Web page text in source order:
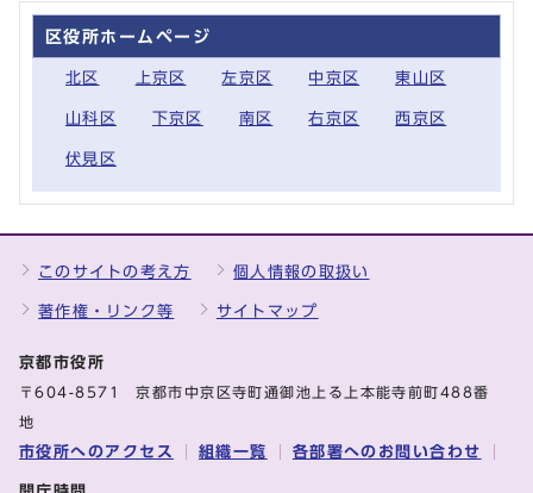
区役所ホームページ
北区 上京区 左京区 中京区 東山区
山科区 下京区 南区 右京区 西京区
伏見区
このサイトの考え方 個人情報の取扱い
著作権・リンク等 サイトマップ
京都市役所
〒604-8571 京都市中京区寺町通御池上る上本能寺前町488番
地
市役所へのアクセス 組織一覧 各部署へのお問い合わせ